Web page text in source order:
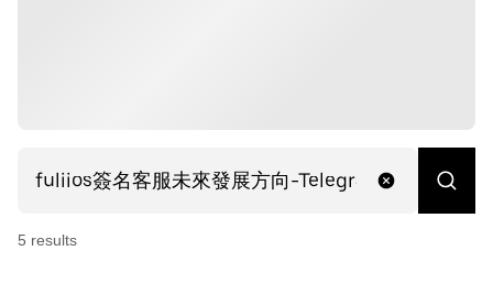
5 results